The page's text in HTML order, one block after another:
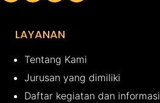
LAYANAN
Tentang Kami
Jurusan yang dimiliki
Daftar kegiatan dan informasi